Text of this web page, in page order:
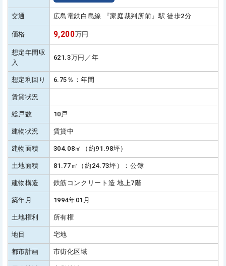
交通 広島電鉄白島線 『家庭裁判所前』駅 徒歩2分
価格 9,200万円
想定年間収
入
621.3万円／年
想定利回り 6.75％：年間
賃貸状況
総戸数 10戸
建物状況 賃貸中
建物面積 304.08㎡（約91.98坪）
土地面積 81.77㎡（約24.73坪）：公簿
建物構造 鉄筋コンクリート造 地上7階
築年月 1994年01月
土地権利 所有権
地目 宅地
都市計画 市街化区域